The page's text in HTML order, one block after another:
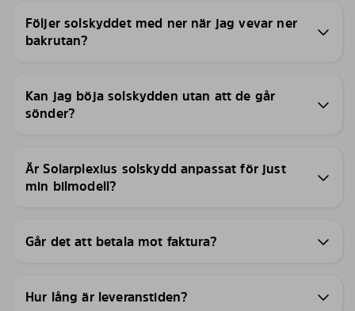
Följer solskyddet med ner när jag vevar ner
bakrutan?
Kan jag böja solskydden utan att de går
sönder?
Är Solarplexius solskydd anpassat för just
min bilmodell?
Går det att betala mot faktura?
Hur lång är leveranstiden?